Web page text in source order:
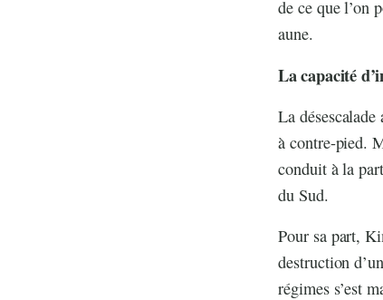
de ce que l’on
aune.
La capacité
La
à contre-pied.
conduit à la
du Sud.
Pour sa part,
destruction
régimes s’est